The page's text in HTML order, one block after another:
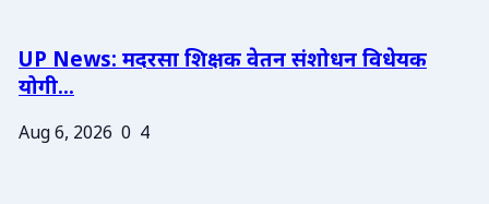
UP News: मदरसा शिक्षक वेतन संशोधन विधेयक
योगी...
Aug 6, 2026 0 4